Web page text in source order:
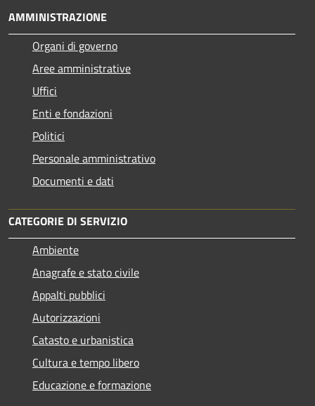
AMMINISTRAZIONE
Organi di governo
Aree amministrative
Uffici
Enti e fondazioni
Politici
Personale amministrativo
Documenti e dati
CATEGORIE DI SERVIZIO
Ambiente
Anagrafe e stato civile
Appalti pubblici
Autorizzazioni
Catasto e urbanistica
Cultura e tempo libero
Educazione e formazione